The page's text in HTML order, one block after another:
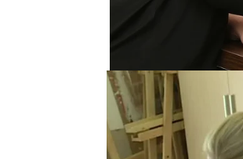
Ac2ality
En esta
acuerdo
patronal
no se